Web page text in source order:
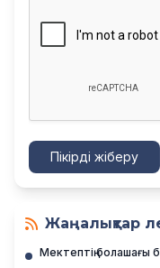
Пікірді жіберу
Жаңалықтар